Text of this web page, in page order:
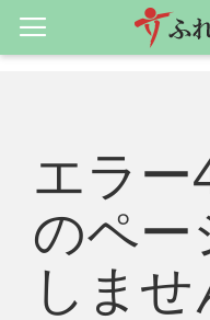
エラー
のペー
しませ